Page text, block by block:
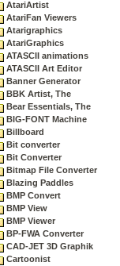
AtariArtist
AtariFan Viewers
Atarigraphics
AtariGraphics
ATASCII animations
ATASCII Art Editor
Banner Generator
BBK Artist, The
Bear Essentials, The
BIG-FONT Machine
Billboard
Bit converter
Bit Converter
Bitmap File Converter
Blazing Paddles
BMP Convert
BMP View
BMP Viewer
BP-FWA Converter
CAD-JET 3D Graphik
Cartoonist